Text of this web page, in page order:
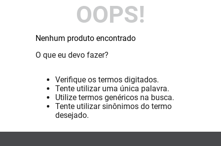
OOPS!
Nenhum produto encontrado
O que eu devo fazer?
Verifique os termos digitados.
Tente utilizar uma única palavra.
Utilize termos genéricos na busca.
Tente utilizar sinônimos do termo
desejado.
Fralda G
Desodorante
Absorvente
Pampers Confort Sec
Lavitan